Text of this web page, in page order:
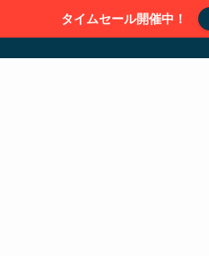
タイムセール開催中！